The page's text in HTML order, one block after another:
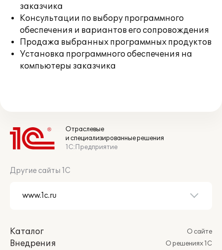
заказчика
Консультации по выбору программного
обеспечения и вариантов его сопровождения
Продажа выбранных программных продуктов
Установка программного обеспечения на
компьютеры заказчика
Отраслевые
и специализированные решения
1С:Предприятие
Другие сайты 1С
Каталог
Внедрения
О сайте
О решениях 1С